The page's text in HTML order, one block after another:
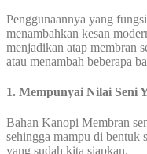
Penggunaannya yang
menambahkan kesan
menjadikan atap membran
atau menambah beberapa
1. Mempunyai Nilai Seni
Bahan Kanopi Membran
sehingga mampu di bentuk
yang sudah kita siapkan.